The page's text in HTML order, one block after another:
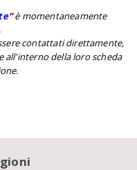
''è momentaneamente
contattati direttamente,
della loro scheda